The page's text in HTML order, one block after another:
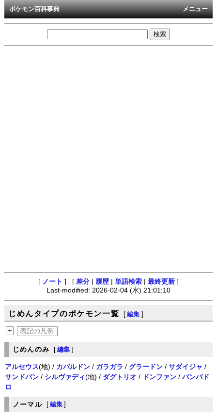
メニュー
ポケモン百科事典
[ ノート ] [ 差分 履歴 単語検索 最終更新 ]
Last-modified: 2026-02-04 (水) 21:01:10
じめんタイプのポケモン一覧 [ 編集 ]
+ 表記の凡例
じめんのみ [ 編集 ]
アルセウス(地) / カバルドン / ガラガラ / グラードン /サダイジャ /
サンドパン / シルヴァディ(地) / ダグトリオ / ドンファン /バンバド
ロ
ノーマル [ 編集 ]